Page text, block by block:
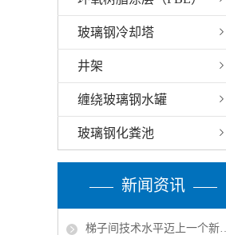
玻璃钢冷却塔
井架
缠绕玻璃钢水罐
玻璃钢化粪池
新闻资讯
梯子间技术水平迈上一个新的台阶